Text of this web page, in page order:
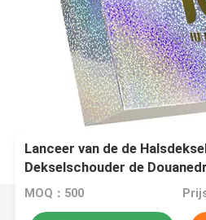
Lanceer van de de
Dekselschouder de
MOQ：500